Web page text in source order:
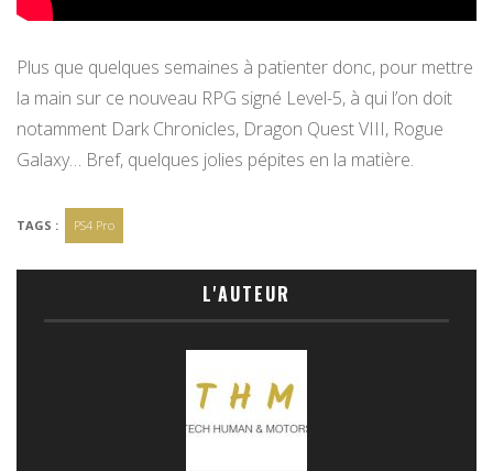
Plus que quelques semaines à patienter donc, pour mettre
la main sur ce nouveau RPG signé Level-5, à qui l’on doit
notamment Dark Chronicles, Dragon Quest VIII, Rogue
Galaxy… Bref, quelques jolies pépites en la matière.
TAGS : PS4 Pro
L'AUTEUR